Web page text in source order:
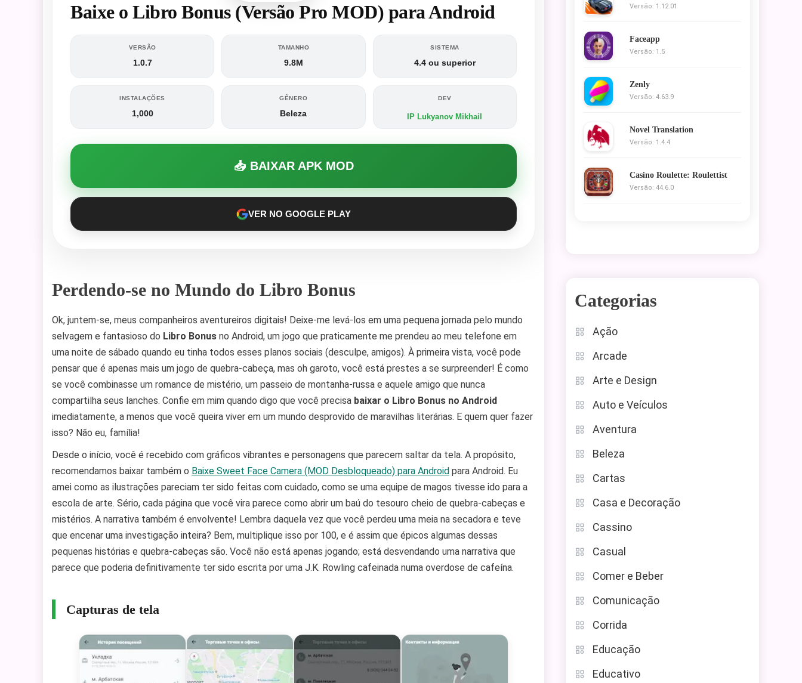
Baixe o Libro Bonus (Versão Pro MOD) para Android
VERSÃO
1.0.7
TAMANHO
9.8M
SISTEMA
4.4 ou superior
INSTALAÇÕES
1,000
GÊNERO
Beleza
DEV
IP Lukyanov Mikhail
📥 BAIXAR APK MOD
VER NO GOOGLE PLAY
Perdendo-se no Mundo do Libro Bonus
Ok, juntem-se, meus companheiros aventureiros digitais! Deixe-me levá-los em uma pequena jornada pelo mundo
selvagem e fantasioso do Libro Bonus no Android, um jogo que praticamente me prendeu ao meu telefone em
uma noite de sábado quando eu tinha todos esses planos sociais (desculpe, amigos). À primeira vista, você pode
pensar que é apenas mais um jogo de quebra-cabeça, mas oh garoto, você está prestes a se surpreender! É como
se você combinasse um romance de mistério, um passeio de montanha-russa e aquele amigo que nunca
compartilha seus lanches. Confie em mim quando digo que você precisa baixar o Libro Bonus no Android
imediatamente, a menos que você queira viver em um mundo desprovido de maravilhas literárias. E quem quer fazer
isso? Não eu, família!
Desde o início, você é recebido com gráficos vibrantes e personagens que parecem saltar da tela. A propósito,
recomendamos baixar também o Baixe Sweet Face Camera (MOD Desbloqueado) para Android para Android. Eu
amei como as ilustrações pareciam ter sido feitas com cuidado, como se uma equipe de magos tivesse ido para a
escola de arte. Sério, cada página que você vira parece como abrir um baú do tesouro cheio de quebra-cabeças e
mistérios. A narrativa também é envolvente! Lembra daquela vez que você perdeu uma meia na secadora e teve
que encenar uma investigação inteira? Bem, multiplique isso por 100, e é assim que épicos algumas dessas
pequenas histórias e quebra-cabeças são. Você não está apenas jogando; está desvendando uma narrativa que
parece que poderia definitivamente ter sido escrita por uma J.K. Rowling cafeinada numa overdose de cafeína.
Capturas de tela
Versão: 1.12.01
Faceapp
Versão: 1.5
Zenly
Versão: 4.63.9
Novel Translation
Versão: 1.4.4
Casino Roulette: Roulettist
Versão: 44.6.0
Categorias
Ação
Arcade
Arte e Design
Auto e Veículos
Aventura
Beleza
Cartas
Casa e Decoração
Cassino
Casual
Comer e Beber
Comunicação
Corrida
Educação
Educativo